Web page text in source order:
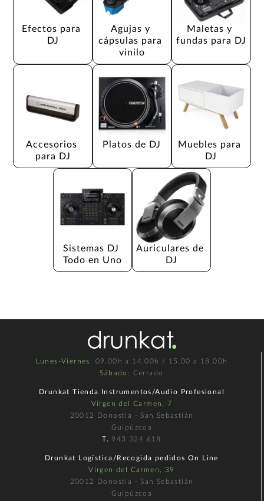
Efectos para
DJ
Agujas y
cápsulas para
vinilo
Maletas y
fundas para DJ
Accesorios
para DJ
Platos de DJ
Muebles para
DJ
Sistemas DJ
Todo en Uno
Auriculares de
DJ
Lunes-Viernes : 09.00h a 14.00h / 15.00 a 18.00h
Sábado : Cerrado
Drunkat Tienda Instrumentos/Audio Profesional
Virgen del Carmen, 7
20012 Donostia - San Sebastián
Guipúzcoa
T. 943 324 618
Drunkat Logística/Recogida pedidos On Line
Virgen del Carmen, 39
20012 Donostia - San Sebastián
Guipúzcoa